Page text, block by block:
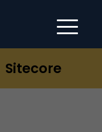
Sitecore